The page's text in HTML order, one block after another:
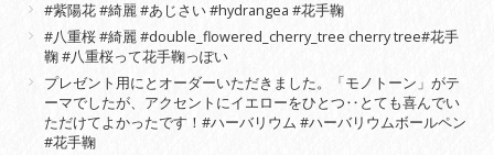
#紫陽花 #綺麗 #あじさい #hydrangea #花手鞠
#八重桜 #綺麗 #double_flowered_cherry_tree cherry tree#花手
鞠 #八重桜って花手鞠っぽい
プレゼント用にとオーダーいただきました。「モノトーン」がテ
ーマでしたが、アクセントにイエローをひとつ‥とても喜んでい
ただけてよかったです！#ハーバリウム #ハーバリウムボールペン
#花手鞠